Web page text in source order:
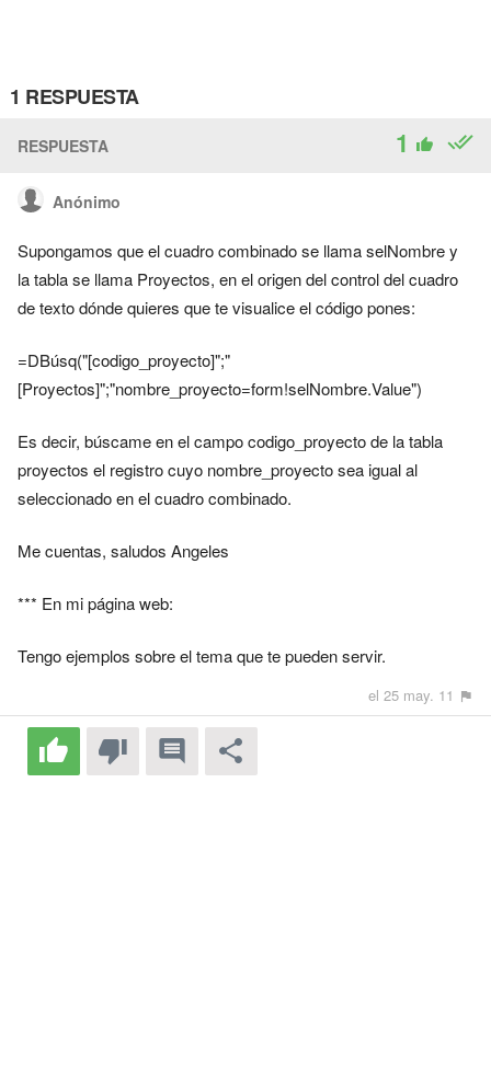
1 RESPUESTA
RESPUESTA 1
Anónimo
Supongamos que el cuadro combinado se llama selNombre y
la tabla se llama Proyectos, en el origen del control del cuadro
de texto dónde quieres que te visualice el código pones:
=DBúsq("[codigo_proyecto]";"
[Proyectos]";"nombre_proyecto=form!selNombre.Value")
Es decir, búscame en el campo codigo_proyecto de la tabla
proyectos el registro cuyo nombre_proyecto sea igual al
seleccionado en el cuadro combinado.
Me cuentas, saludos Angeles
*** En mi página web:
Tengo ejemplos sobre el tema que te pueden servir.
el 25 may. 11